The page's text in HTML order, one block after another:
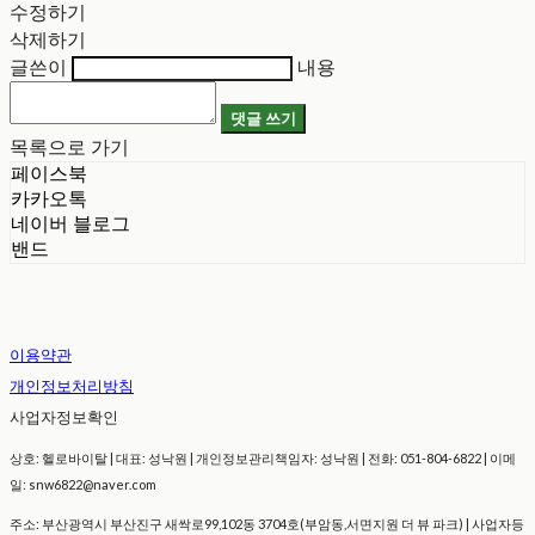
수정하기
삭제하기
글쓴이
내용
댓글 쓰기
목록으로 가기
페이스북
카카오톡
네이버 블로그
밴드
이용약관
개인정보처리방침
사업자정보확인
상호: 헬로바이탈 | 대표: 성낙원 | 개인정보관리책임자: 성낙원 | 전화: 051-804-6822 | 이메
일: snw6822@naver.com
주소: 부산광역시 부산진구 새싹로99,102동 3704호(부암동,서면지원 더 뷰 파크) | 사업자등